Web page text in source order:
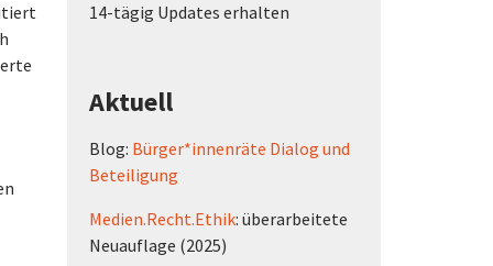
14-tägig Updates erhalten
Aktuell
Blog: Bürger*innenräte Dialog und
Beteiligung
Medien.Recht.Ethik: überarbeitete
Neuauflage (2025)